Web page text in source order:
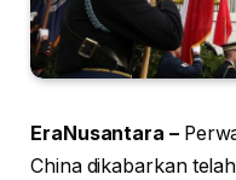
EraNusantara –
China dikabarkan